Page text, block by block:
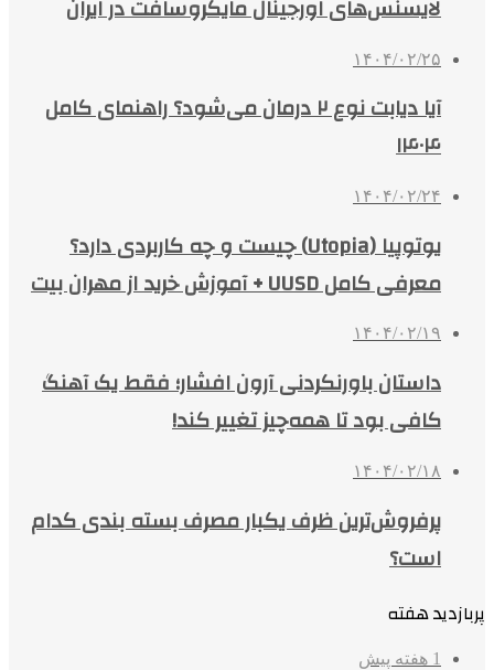
لایسنس‌های اورجینال مایکروسافت در ایران
۱۴۰۴/۰۲/۲۵
آیا دیابت نوع ۲ درمان می‌شود؟ راهنمای کامل
۱۴۰۴
۱۴۰۴/۰۲/۲۴
یوتوپیا (Utopia) چیست و چه کاربردی دارد؟
معرفی کامل UUSD + آموزش خرید از مهران بیت
۱۴۰۴/۰۲/۱۹
داستان باورنکردنی آرون افشار؛ فقط یک آهنگ
کافی بود تا همه‌چیز تغییر کند!
۱۴۰۴/۰۲/۱۸
پرفروش‌ترین ظرف یکبار مصرف بسته بندی کدام
است؟
پربازدید هفته
1 هفته پیش